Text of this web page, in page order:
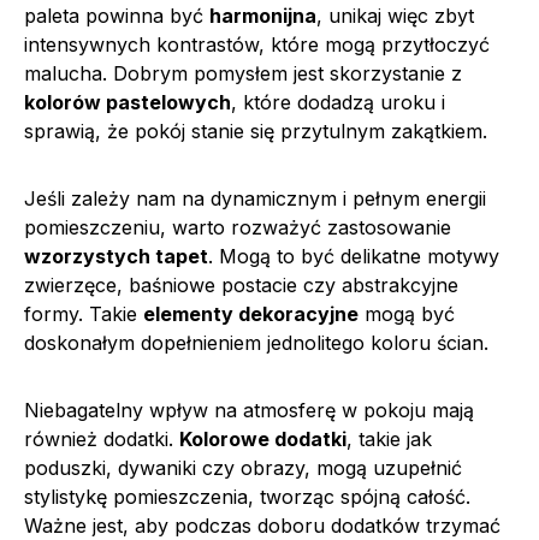
paleta powinna być harmonijna, unikaj więc zbyt
intensywnych kontrastów, które mogą przytłoczyć
malucha. Dobrym pomysłem jest skorzystanie z
kolorów pastelowych, które dodadzą uroku i
sprawią, że pokój stanie się przytulnym zakątkiem.
Jeśli zależy nam na dynamicznym i pełnym energii
pomieszczeniu, warto rozważyć zastosowanie
wzorzystych tapet. Mogą to być delikatne motywy
zwierzęce, baśniowe postacie czy abstrakcyjne
formy. Takie elementy dekoracyjne mogą być
doskonałym dopełnieniem jednolitego koloru ścian.
Niebagatelny wpływ na atmosferę w pokoju mają
również dodatki. Kolorowe dodatki, takie jak
poduszki, dywaniki czy obrazy, mogą uzupełnić
stylistykę pomieszczenia, tworząc spójną całość.
Ważne jest, aby podczas doboru dodatków trzymać